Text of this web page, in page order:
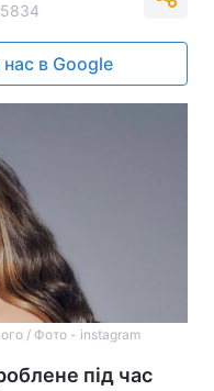
нас в Google
/ Фото - instagram
під час